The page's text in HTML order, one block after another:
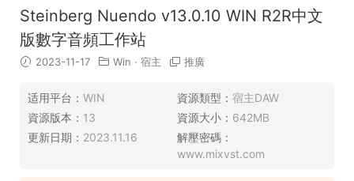
Steinberg Nuendo v13.0.10 WIN R2R中文
版數字音頻工作站
2023-11-17 Win · 宿主 推廣
适用平台： WIN 資源類型： 宿主DAW
資源版本： 13 資源大小： 642MB
更新日期： 2023.11.16
解壓密碼：
www.mixvst.com